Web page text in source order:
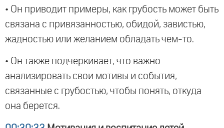
• Он приводит примеры, как грубость может быть
связана с привязанностью, обидой, завистью,
жадностью или желанием обладать чем-то.
• Он также подчеркивает, что важно
анализировать свои мотивы и события,
связанные с грубостью, чтобы понять, откуда
она берется.